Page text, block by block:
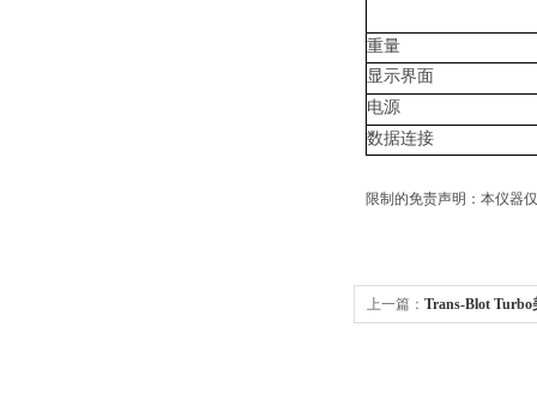
重量
显示界面
电源
数据连接
限制的免责声明：本仪器
上一篇： Trans-Blot